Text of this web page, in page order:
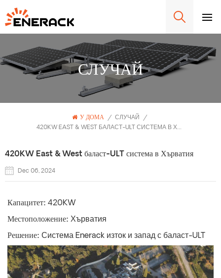
СЛУЧАЙ
У ДОМА / СЛУЧАЙ
/
420KW EAST & WEST БАЛАСТ-ULT СИСТЕМА В ХЪРВАТИЯ
420KW East & West баласт-ULT система в Хърватия
Dec 06, 2024
Капацитет: 420KW
Местоположение: Хърватия
Решение: Система Enerack изток и запад с баласт-ULT